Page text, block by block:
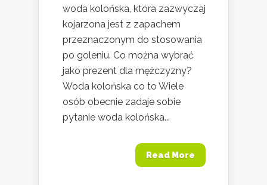
woda kolońska, która zazwyczaj
kojarzona jest z zapachem
przeznaczonym do stosowania
po goleniu. Co można wybrać
jako prezent dla mężczyzny?
Woda kolońska co to Wiele
osób obecnie zadaje sobie
pytanie woda kolońska...
Read More